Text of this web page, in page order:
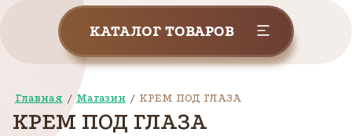
КАТАЛОГ ТОВАРОВ
Главная / Магазин / КРЕМ ПОД ГЛАЗА
КРЕМ ПОД ГЛАЗА